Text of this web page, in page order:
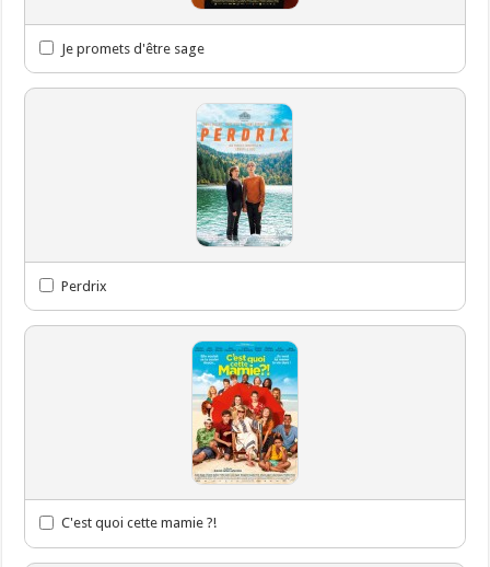
Je promets d'être sage
Perdrix
C'est quoi cette mamie ?!